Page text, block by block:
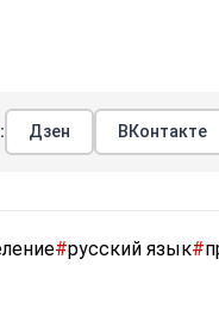
Дзен ВКонтакте
#русский язык#